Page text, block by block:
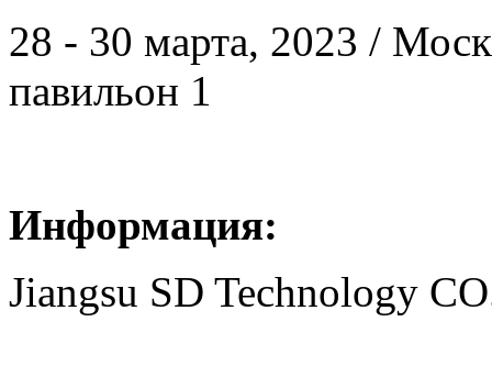
28 - 30 марта, 2023 /
павильон 1
Информация:
Jiangsu SD Technology